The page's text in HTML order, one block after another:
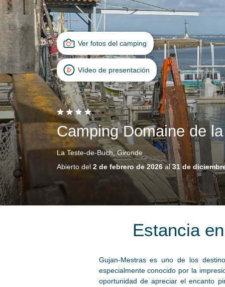
Ver fotos del camping
Vídeo de presentación
Camping Domaine de
La Teste-de-Buch, Gironde
Abierto del 2 de febrero de 2026al31 de
Estancia
Gujan-Mestras es uno de los
especialmente conocido por la
oportunidad de apreciar el encanto